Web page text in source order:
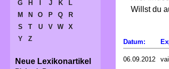
Willst du
Datum:
06.09.2012
G
H J K
L
M
N O P Q
R
S
T U V W
X
Y
Z
Neue Lexikonartikel